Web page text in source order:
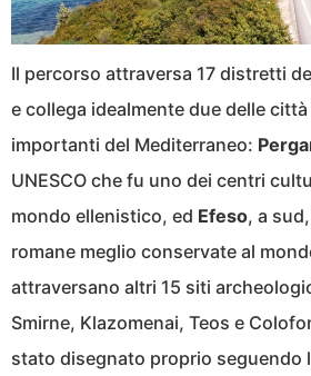
Il percorso attraversa 17 distretti
e collega idealmente due delle
importanti del Mediterraneo:
UNESCO che fu uno dei centri
mondo ellenistico, ed Efeso, a
romane meglio conservate al
attraversano altri 15 siti
Smirne, Klazomenai, Teos e
stato disegnato proprio seguendo